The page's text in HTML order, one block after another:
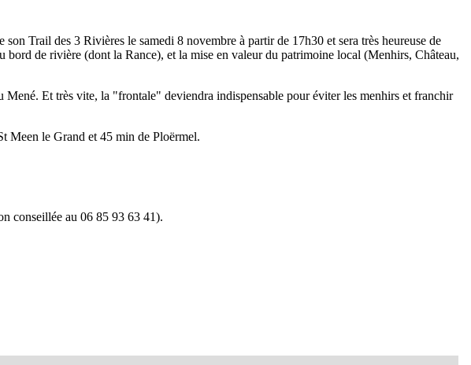
Trail des 3 Rivières le samedi 8 novembre à partir de 17h30 et sera très heureuse de
de rivière (dont la Rance), et la mise en valeur du patrimoine local (Menhirs, Château,
Et très vite, la "frontale" deviendra indispensable pour éviter les menhirs et franchir
Meen le Grand et 45 min de Ploërmel.
conseillée au 06 85 93 63 41).